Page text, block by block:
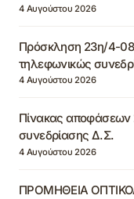
4 Αυγούστου 2026
Πρόσκληση 23η/4-
τηλεφωνικώς
4 Αυγούστου 2026
Πίνακας αποφάσεων
συνεδρίασης Δ.Σ.
4 Αυγούστου 2026
ΠΡΟΜΗΘΕΙΑ